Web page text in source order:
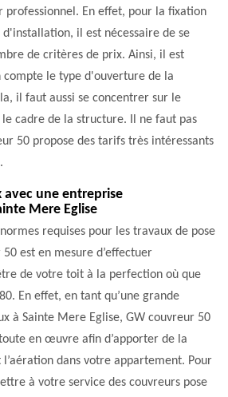
professionnel. En effet, pour la fixation
il est nécessaire de se
de critères de prix. Ainsi, il est
compte le type d'ouverture de la
il faut aussi se concentrer sur le
cadre de la structure. Il ne faut pas
50 propose des tarifs très intéressants
une entreprise
Mere Eglise
requises pour les travaux de pose
est en mesure d’effectuer
de votre toit à la perfection où que
En effet, en tant qu’une grande
à Sainte Mere Eglise, GW couvreur 50
en œuvre afin d’apporter de la
dans votre appartement. Pour
à votre service des couvreurs pose